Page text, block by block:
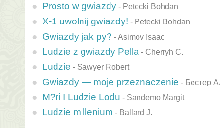
Prosto w gwiazdy - Petecki Bohdan
X-1 uwolnij gwiazdy! - Petecki Bohdan
Gwiazdy jak py? -Asimov Isaac
Ludzie z gwiazdy Pella - Cherryh C.
Ludzie - Sawyer Robert
Gwiazdy — moje przeznaczenie - Бестер
M?ri I Ludzie Lodu - Sandemo Margit
Ludzie millenium - Ballard J.